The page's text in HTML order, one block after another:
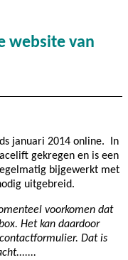
website van
januari 2014 online.
In
gekregen en is een
bijgewerkt met
uitgebreid.
voorkomen dat
Het kan daardoor
Dat is